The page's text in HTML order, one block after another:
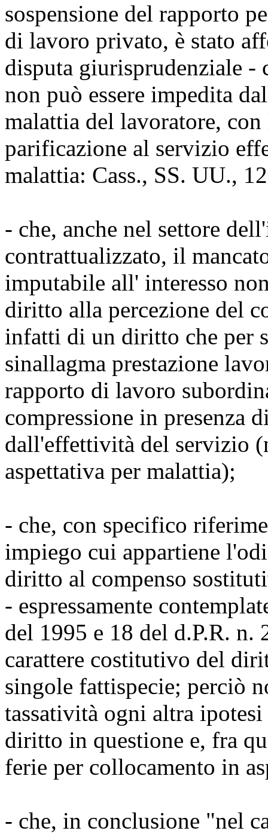
sospensione del rapporto
di lavoro privato, è stato
disputa giurisprudenziale -
non può essere impedita
malattia del lavoratore, con
parificazione al servizio
malattia: Cass., SS. UU.,
- che, anche nel settore
contrattualizzato, il
imputabile all' interesso
diritto alla percezione del
infatti di un diritto che per
sinallagma prestazione
rapporto di lavoro
compressione in presenza
dall'effettività del servizio
aspettativa per malattia);
- che, con specifico
impiego cui appartiene
diritto al compenso
- espressamente
del 1995 e 18 del d.P.R. n.
carattere costitutivo del
singole fattispecie; perciò
tassatività ogni altra
diritto in questione e, fra
ferie per collocamento in
- che, in conclusione "nel